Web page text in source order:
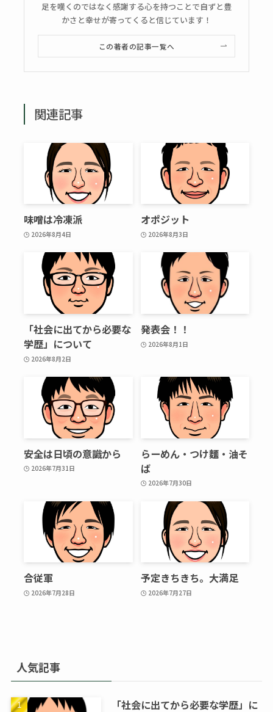
足を嘆くのではなく感謝する心を持つことで自ずと豊
かさと幸せが寄ってくると信じています！
この著者の記事一覧へ
関連記事
味噌は冷凍派
2026年8月4日
オポジット
2026年8月3日
「社会に出てから必要な
学歴」について
2026年8月2日
発表会！！
2026年8月1日
安全は日頃の意識から
2026年7月31日
らーめん・つけ麵・油そ
ば
2026年7月30日
合従軍
2026年7月28日
予定きちきち。大満足
2026年7月27日
人気記事
「社会に出てから必要な学歴」に